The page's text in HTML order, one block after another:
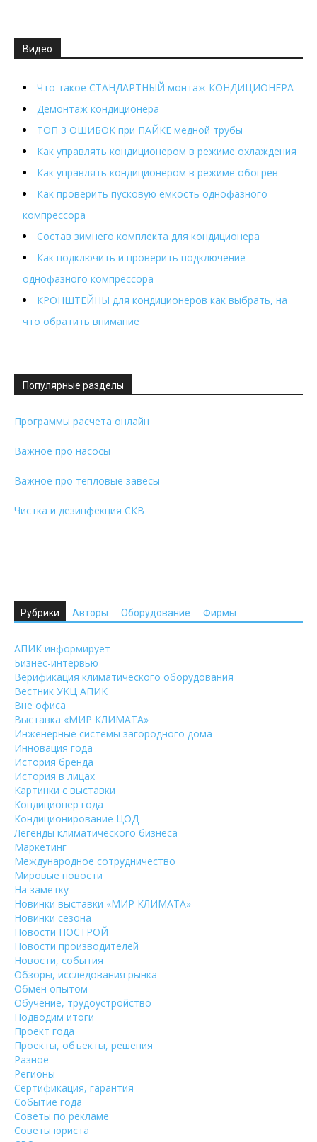
Видео
Что такое СТАНДАРТНЫЙ монтаж КОНДИЦИОНЕРА
Демонтаж кондиционера
ТОП 3 ОШИБОК при ПАЙКЕ медной трубы
Как управлять кондиционером в режиме охлаждения
Как управлять кондиционером в режиме обогрев
Как проверить пусковую ёмкость однофазного
компрессора
Состав зимнего комплекта для кондиционера
Как подключить и проверить подключение
однофазного компрессора
КРОНШТЕЙНЫ для кондиционеров как выбрать, на
что обратить внимание
Популярные разделы
Программы расчета онлайн
Важное про насосы
Важное про тепловые завесы
Чистка и дезинфекция СКВ
Рубрики Авторы Оборудование Фирмы
АПИК информирует
Бизнес-интервью
Верификация климатического оборудования
Вестник УКЦ АПИК
Вне офиса
Выставка «МИР КЛИМАТА»
Инженерные системы загородного дома
Инновация года
История бренда
История в лицах
Картинки с выставки
Кондиционер года
Кондиционирование ЦОД
Легенды климатического бизнеса
Маркетинг
Международное сотрудничество
Мировые новости
На заметку
Новинки выставки «МИР КЛИМАТА»
Новинки сезона
Новости НОСТРОЙ
Новости производителей
Новости, события
Обзоры, исследования рынка
Обмен опытом
Обучение, трудоустройство
Подводим итоги
Проект года
Проекты, объекты, решения
Разное
Регионы
Сертификация, гарантия
Событие года
Советы по рекламе
Советы юриста